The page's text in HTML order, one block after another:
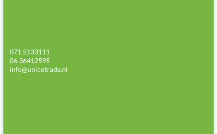
071 5133111
06 36412595
info@unicotrade.nl